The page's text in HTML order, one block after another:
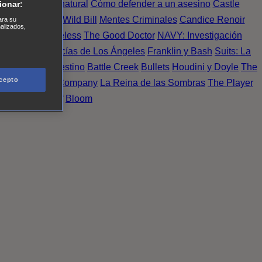
Sobrenatural Cómo defender a un asesino Castle
de Noche Wild Bill Mentes Criminales Candice Renoir
Timeless The Good Doctor NAVY: Investigación
Finest. Policías de Los Ángeles Franklin y Bash Suits: La
More Último Destino Battle Creek Bullets Houdini y Doyle The
X Company La Reina de las Sombras The Player
Bloom
su